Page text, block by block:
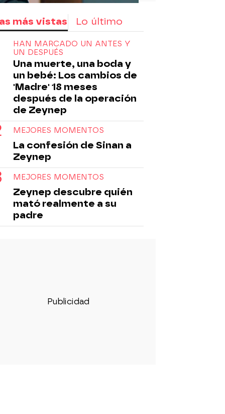
más vistas Lo último
HAN MARCADO UN ANTES Y
UN DESPUÉS
Una muerte, una boda y
un bebé: Los cambios de
'Madre' 18 meses
después de la operación
de Zeynep
MEJORES MOMENTOS
La confesión de Sinan a
Zeynep
MEJORES MOMENTOS
Zeynep descubre quién
mató realmente a su
padre